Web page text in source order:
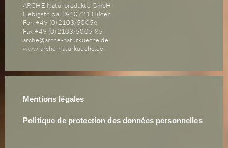
ARCHE Naturprodukte GmbH
Liebigstr. 5a, D-40721 Hilden
Fon +49 (0)2103/50056
Fax +49 (0)2103/5005-85
arche@arche-naturkueche.de
www.arche-naturkueche.de
Mentions légales
Politique de protection des données personnelles